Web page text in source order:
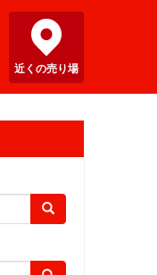
近くの売り場